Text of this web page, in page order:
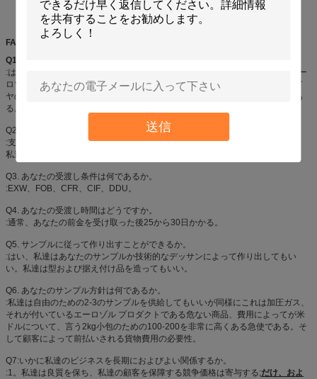
送信
FAQ
Q1.
:はい、私達はシンセンの私そっくりの良い化学薬品カーケア プロダクトのエー
ロゾル プロダクトの専門の製造業者、特に、Aeropakのスプレー式塗料、タイ
ヤのシーラーおよびインフレーター、空気塵払い、スプレーの接着剤、等であ
る。
Q2. あなたの支払い条件は何であるか。
:支払の言葉は接触に交渉可能な順序の量および代理店の方針に従って変わる。
私達は商品に荷を積む前にプロダクトの写真およびパッケージを示す。
Q3. あなたの受渡し条件は何であるか。
:EXW、FOB、CFR、CIF、DDU。
Q4. あなたの受渡し時間はどうですか。
:通常、あなたの前金を受け取った後25から30日かかる。
Q5. サンプルに従って作り出すことができるか。
:はい、私達はあなたのサンプルか技術的なデッサンによって作り出してもい
い。私達は型および据え付け品を造ってもいい。
Q6. あなたのサンプル方針は何であるか。
:私達は自由のための2-3のサンプルを供給してもいいが同様にこれは加圧ガス、
それが付いているエーロゾル プロダクトである危ない商品、費用によってが米
ドルについて、言う2kg小包のための100-200を非常に高くある急使である。そ
して顧客によって前払いされる貨物費用の必要性。
Q7:いかに私達のビジネスを長期におよびよい関係するか。
:1。私達は良質を保ち、私達の顧客を保障する競争価格は寄与する;だけ、およ